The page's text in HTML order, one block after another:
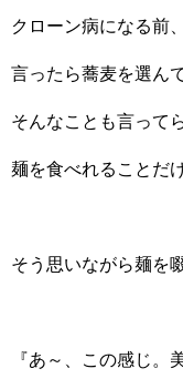
クローン病になる前
言ったら蕎麦を選ん
そんなことも言って
麺を食べれることだ
そう思いながら麺を
『あ～、この感じ。